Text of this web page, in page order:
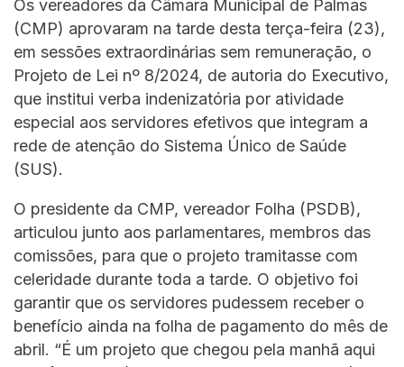
Os vereadores da Câmara Municipal de Palmas
(CMP) aprovaram na tarde desta terça-feira (23),
em sessões extraordinárias sem remuneração, o
Projeto de Lei nº 8/2024, de autoria do Executivo,
que institui verba indenizatória por atividade
especial aos servidores efetivos que integram a
rede de atenção do Sistema Único de Saúde
(SUS).
O presidente da CMP, vereador Folha (PSDB),
articulou junto aos parlamentares, membros das
comissões, para que o projeto tramitasse com
celeridade durante toda a tarde. O objetivo foi
garantir que os servidores pudessem receber o
benefício ainda na folha de pagamento do mês de
abril. “É um projeto que chegou pela manhã aqui